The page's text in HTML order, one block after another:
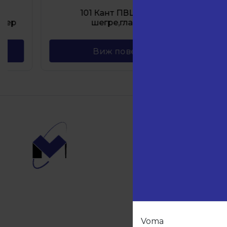
Voma
101 Кант ПВЦ Бяло
шегре,гладко
Виж повече